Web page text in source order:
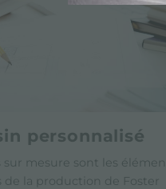
personnalisé
sur mesure sont les
de la production de Foster